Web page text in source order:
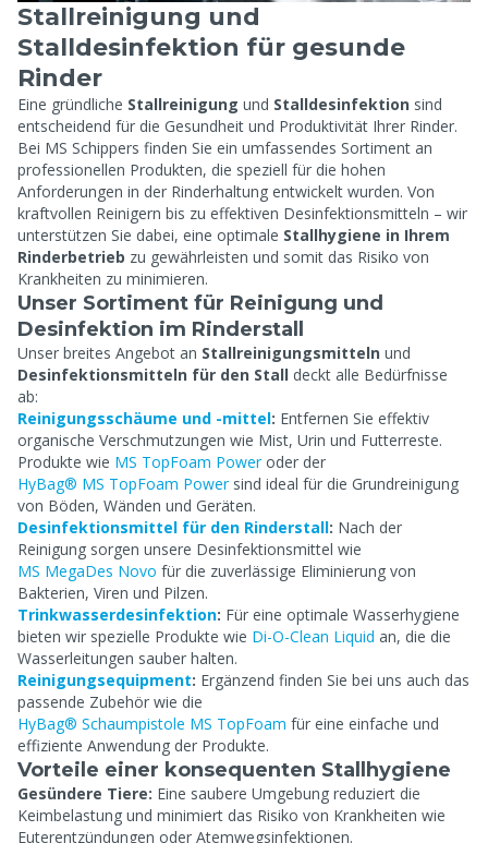
Stallreinigung und
Stalldesinfektion für gesunde
Rinder
Eine gründliche Stallreinigung und Stalldesinfektion sind
entscheidend für die Gesundheit und Produktivität Ihrer Rinder.
Bei MS Schippers finden Sie ein umfassendes Sortiment an
professionellen Produkten, die speziell für die hohen
Anforderungen in der Rinderhaltung entwickelt wurden. Von
kraftvollen Reinigern bis zu effektiven Desinfektionsmitteln – wir
unterstützen Sie dabei, eine optimale Stallhygiene in Ihrem
Rinderbetrieb zu gewährleisten und somit das Risiko von
Krankheiten zu minimieren.
Unser Sortiment für Reinigung und
Desinfektion im Rinderstall
Unser breites Angebot an Stallreinigungsmitteln und
Desinfektionsmitteln für den Stall deckt alle Bedürfnisse
ab:
Reinigungsschäume und -mittel: Entfernen Sie effektiv
organische Verschmutzungen wie Mist, Urin und Futterreste.
Produkte wie MS TopFoam Poweroder der
HyBag® MS TopFoam Powersind ideal für die Grundreinigung
von Böden, Wänden und Geräten.
Desinfektionsmittel für den Rinderstall: Nach der
Reinigung sorgen unsere Desinfektionsmittel wie
MS MegaDes Novo für die zuverlässige Eliminierung von
Bakterien, Viren und Pilzen.
Trinkwasserdesinfektion: Für eine optimale Wasserhygiene
bieten wir spezielle Produkte wie Di-O-Clean Liquid an, die die
Wasserleitungen sauber halten.
Reinigungsequipment: Ergänzend finden Sie bei uns auch das
passende Zubehör wie die
HyBag® Schaumpistole MS TopFoam für eine einfache und
effiziente Anwendung der Produkte.
Vorteile einer konsequenten Stallhygiene
Gesündere Tiere: Eine saubere Umgebung reduziert die
Keimbelastung und minimiert das Risiko von Krankheiten wie
Euterentzündungen oder Atemwegsinfektionen.